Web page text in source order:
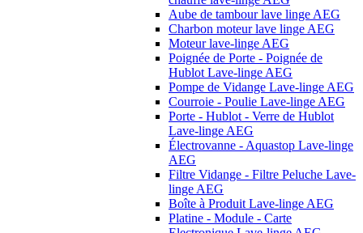
Aube de tambour lave linge AEG
Charbon moteur lave linge AEG
Moteur lave-linge AEG
Poignée de Porte - Poignée de
Hublot Lave-linge AEG
Pompe de Vidange Lave-linge AEG
Courroie - Poulie Lave-linge AEG
Porte - Hublot - Verre de Hublot
Lave-linge AEG
Électrovanne - Aquastop Lave-linge
AEG
Filtre Vidange - Filtre Peluche Lave-
linge AEG
Boîte à Produit Lave-linge AEG
Platine - Module - Carte